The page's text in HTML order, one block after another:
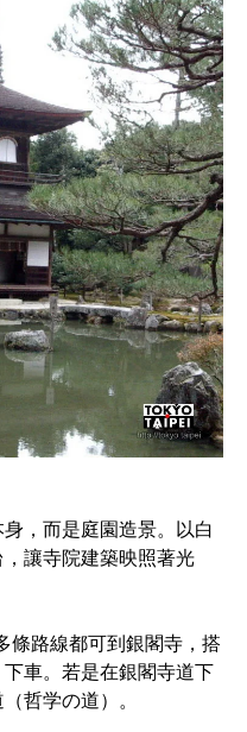
，而是庭園造景。以白
讓寺院建築映照著光
條路線都可到銀閣寺，搭
車。若是在銀閣寺道下
哲学の道）。